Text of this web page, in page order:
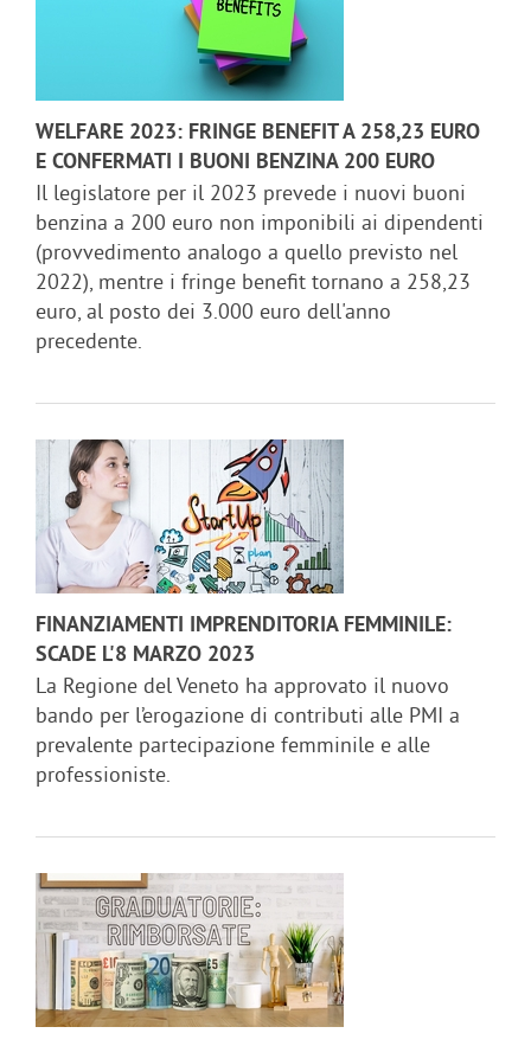
WELFARE 2023: FRINGE BENEFIT A 258,23 EURO
E CONFERMATI I BUONI BENZINA 200 EURO
Il legislatore per il 2023 prevede i nuovi buoni
benzina a 200 euro non imponibili ai dipendenti
(provvedimento analogo a quello previsto nel
2022), mentre i fringe benefit tornano a 258,23
euro, al posto dei 3.000 euro dell'anno
precedente.
FINANZIAMENTI IMPRENDITORIA FEMMINILE:
SCADE L'8 MARZO 2023
La Regione del Veneto ha approvato il nuovo
bando per l’erogazione di contributi alle PMI a
prevalente partecipazione femminile e alle
professioniste.